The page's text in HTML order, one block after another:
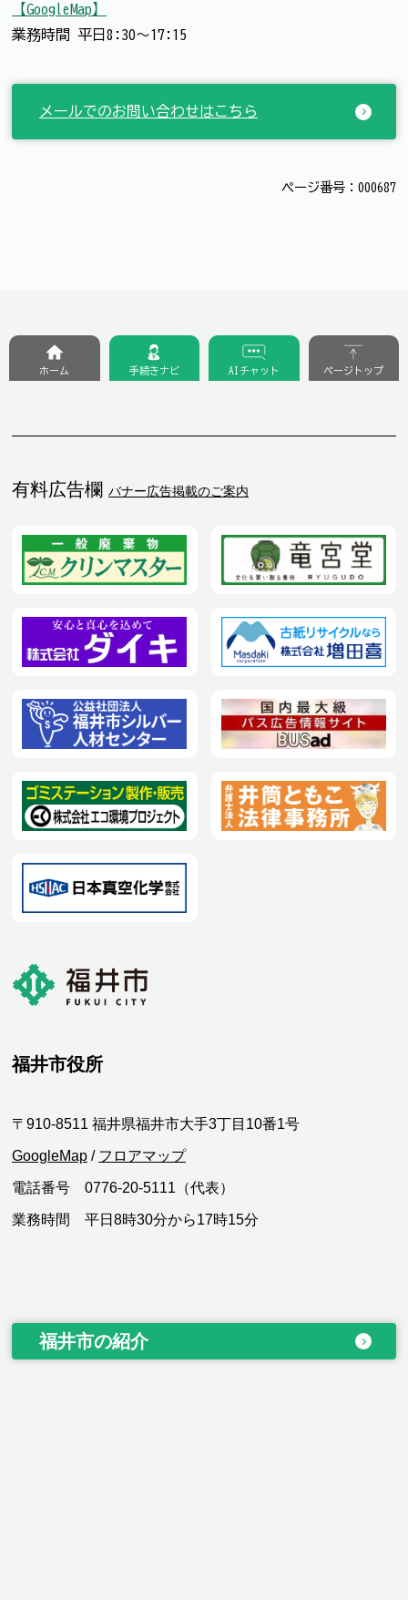
【GoogleMap】
業務時間 平日8:30～17:15
メールでのお問い合わせはこちら
ページ番号：000687
有料広告欄 バナー広告掲載のご案内
ホーム 手続きナビ AIチャット ページトップ
福井市役所
〒910-8511 福井県福井市大手3丁目10番1号
GoogleMap / フロアマップ
電話番号 0776-20-5111（代表）
業務時間 平日8時30分から17時15分
福井市の紹介